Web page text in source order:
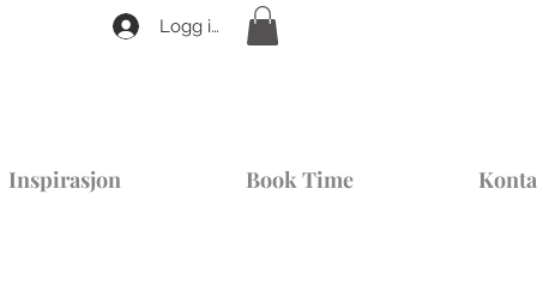
Logg inn
Inspirasjon Book Time